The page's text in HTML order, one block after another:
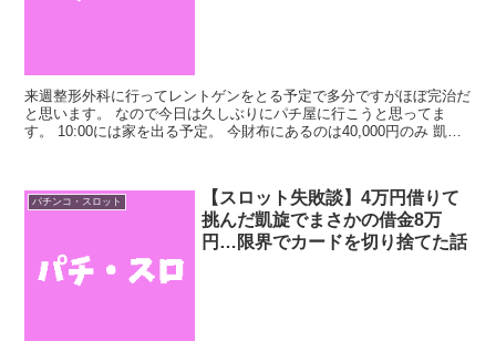
来週整形外科に行ってレントゲンをとる予定で多分ですがほぼ完治だ
と思います。 なので今日は久しぶりにパチ屋に行こうと思ってま
す。 10:00には家を出る予定。 今財布にあるのは40,000円のみ 凱旋
パチンコ・スロット
【スロット失敗談】4万円借りて
挑んだ凱旋でまさかの借金8万
円…限界でカードを切り捨てた話